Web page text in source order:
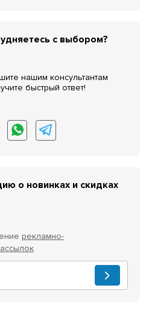
с выбором?
нашим консультантам
быстрый ответ!
о новинках и скидках
рекламно-